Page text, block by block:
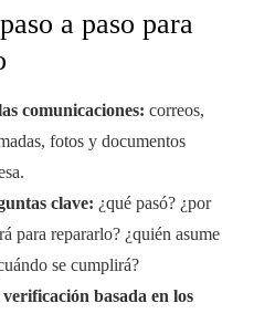
a paso para
comunicaciones: correos,
fotos y documentos
clave: ¿qué pasó? ¿por
para repararlo? ¿quién asume
se cumplirá?
basada en los